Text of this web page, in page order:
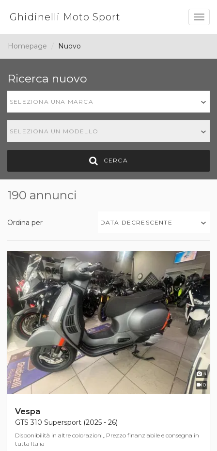
Ghidinelli Moto Sport
Homepage Nuovo
Ricerca nuovo
SELEZIONA UNA MARCA
SELEZIONA UN MODELLO
CERCA
190 annunci
Ordina per DATA DECRESCENTE
4
0
Vespa
GTS 310 Supersport (2025 - 26)
Disponibilità in altre colorazioni,. Prezzo finanziabile e consegna in
tutta Italia